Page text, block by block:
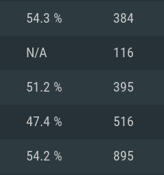
프로세서: Intel Core
메모리: 16 GB 이상
그래픽 카드: DirectX
프로세서: Core i7
네트워크: 브로드밴드
프로세서: Intel Core i7
메모리: 16 GB
그래픽 카드: Vulkan
와 동급의 성능을 가
지원하는 AMD RX
54.3 % 384
N/A 116
51.2 % 395
47.4 % 516
54.2 % 895